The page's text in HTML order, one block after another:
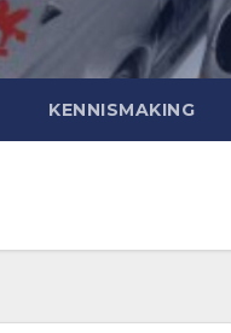
KENNISMAKING